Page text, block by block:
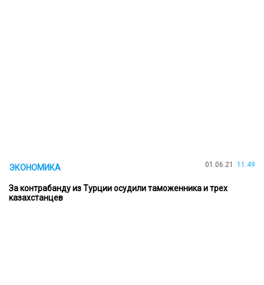
ЭКОНОМИКА 01.06.21 11:49
За контрабанду из Турции осудили таможенника и трех
казахстанцев